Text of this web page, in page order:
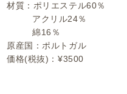
材質：ポリエステル60％
アクリル24％
綿16％
原産国：ポルトガル
価格(税抜)：¥3500